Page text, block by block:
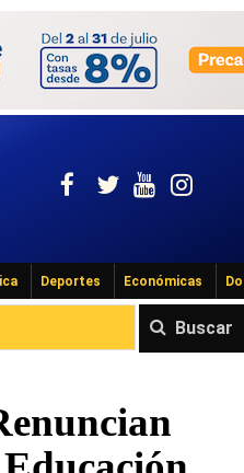
Deportes Económicas
Buscar